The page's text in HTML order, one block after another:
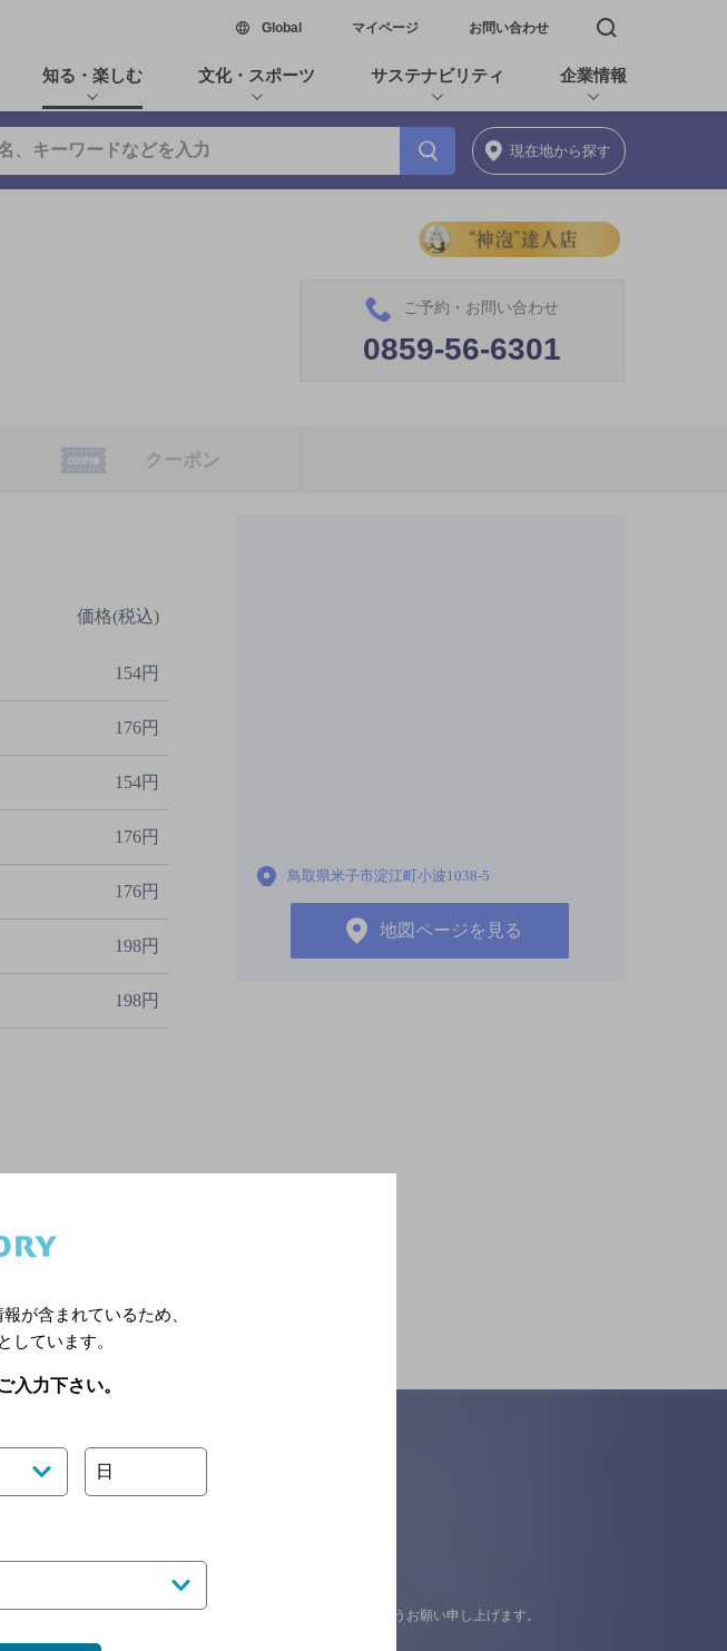
Global新しいウィンドウで開く
マイページ お問い合わせ 検索窓を開く
知る・楽しむ 文化・スポーツ サステナビリティ 企業情報
現在地から探す
ご予約・お問い合わせ
0859-56-6301
クーポン
価格(税込)
154円
176円
154円
176円
176円
198円
198円
鳥取県米子市淀江町小波1038-5
地図ページを見る
念のためお店にご確認の上ご来店くださいますようお願い申し上げます。
が含まれているため、
しています。
入力下さい。
日